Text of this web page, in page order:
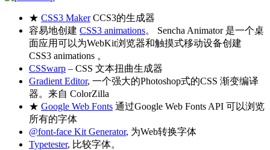
★ CSS3 MakerCCS3的生成器
容易地创建 CSS3 animations。 Sencha Animator 是一个桌
面应用可以为WebKit浏览器和触摸式移动设备创建
CSS3 animations 。
CSSwarp – CSS 文本扭曲生成器
Gradient Editor, 一个强大的Photoshop式的CSS 渐变编译
器。来自 ColorZilla
★ Google Web Fonts 通过Google Web Fonts API 可以浏览
所有的字体
@font-face Kit Generator, 为Web转换字体
Typetester, 比较字体。